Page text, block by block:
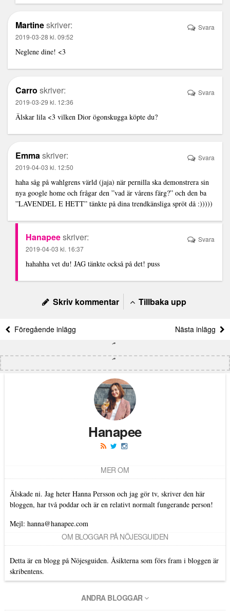
Martineskriver:
2019-03-28 kl. 09:52
Neglene dine! <3
Svara
Carro skriver:
2019-03-29 kl. 12:36
Älskar lila <3 vilken Dior ögonskugga köpte du?
Svara
Emma skriver:
2019-04-03 kl. 12:50
haha såg på wahlgrens värld (jaja) när pernilla ska demonstrera sin
nya google home och frågar den ”vad är vårens färg?” och den ba
”LAVENDEL E HETT” tänkte på dina trendkänsliga spröt då :)))))
Svara
Hanapeeskriver:
2019-04-03 kl. 16:37
hahahha vet du! JAG tänkte också på det! puss
Svara
Skriv kommentar Tillbaka upp
Föregående inlägg Nästa inlägg
Hanapee
MER OM
Älskade ni. Jag heter Hanna Persson och jag gör tv, skriver den här
bloggen, har två poddar och är en relativt normalt fungerande person!
Mejl: hanna@hanapee.com
OM BLOGGAR PÅ NÖJESGUIDEN
Detta är en blogg på Nöjesguiden. Åsikterna som förs fram i bloggen är
skribentens.
ANDRA BLOGGAR